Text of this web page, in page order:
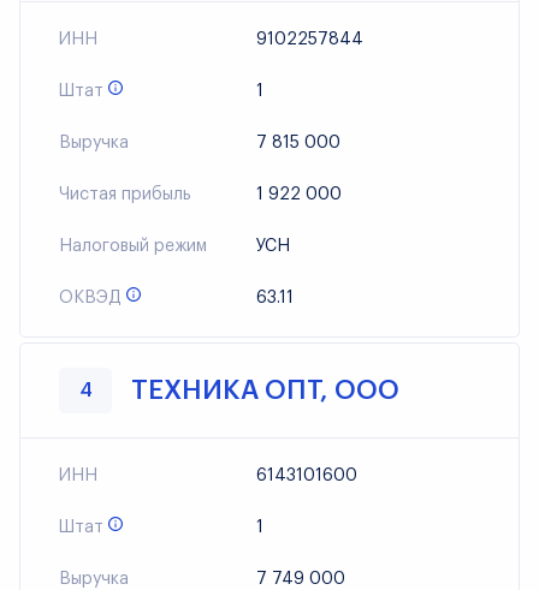
ИНН 9102257844
Штат 1
Выручка 7 815 000
Чистая прибыль 1 922 000
Налоговый режим УСН
ОКВЭД 63.11
4 ТЕХНИКА ОПТ, ООО
ИНН 6143101600
Штат 1
Выручка 7 749 000